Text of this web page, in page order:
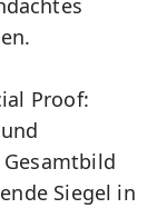
Proof:
Siegel in